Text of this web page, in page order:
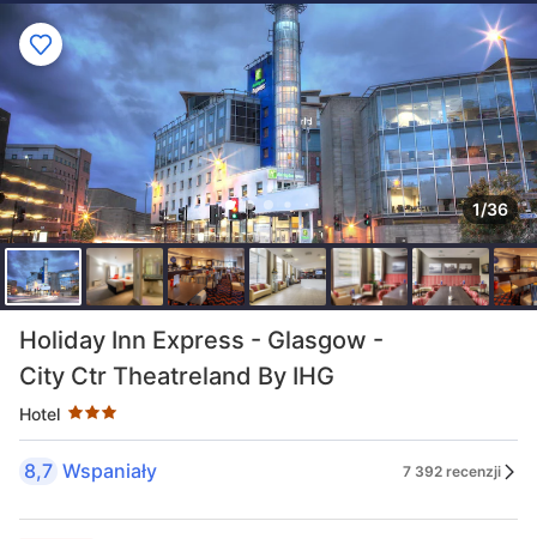
1/36
Holiday Inn Express - Glasgow -
City Ctr Theatreland By IHG
Hotel
Liczba gwiazdek: 3
8,7 Wspaniały 7 392 recenzji